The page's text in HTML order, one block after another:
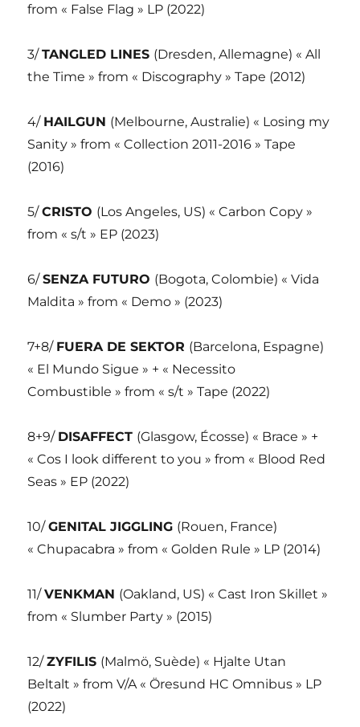
from « False Flag » LP (2022)
3/TANGLED LINES (Dresden, Allemagne) « All
the Time » from « Discography » Tape (2012)
4/ HAILGUN (Melbourne, Australie) « Losing my
Sanity » from « Collection 2011-2016 » Tape
(2016)
5/CRISTO (Los Angeles, US) « Carbon Copy »
from « s/t » EP (2023)
6/SENZA FUTURO (Bogota, Colombie) « Vida
Maldita » from « Demo » (2023)
7+8/ FUERA DE SEKTOR (Barcelona, Espagne)
« El Mundo Sigue » + « Necessito
Combustible » from « s/t » Tape (2022)
8+9/ DISAFFECT (Glasgow, Écosse) « Brace » +
« Cos I look different to you » from « Blood Red
Seas » EP (2022)
10/GENITAL JIGGLING (Rouen, France)
« Chupacabra » from « Golden Rule » LP (2014)
11/VENKMAN (Oakland, US) « Cast Iron Skillet »
from « Slumber Party » (2015)
12/ZYFILIS (Malmö, Suède) « Hjalte Utan
Beltalt » from V/A « Öresund HC Omnibus » LP
(2022)